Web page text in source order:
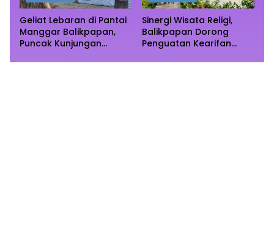
Geliat Lebaran di Pantai
Manggar Balikpapan,
Puncak Kunjungan
Sinergi Wisata Religi,
Balikpapan Dorong
Penguatan Kearifan